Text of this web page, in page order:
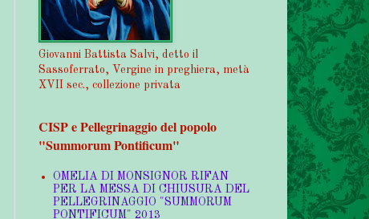
Giovanni Battista Salvi, detto il
Sassoferrato, Vergine in preghiera, metà
XVII sec., collezione privata
CISP e Pellegrinaggio del popolo
"Summorum Pontificum"
OMELIA DI MONSIGNOR RIFAN
PER LA MESSA DI CHIUSURA DEL
PELLEGRINAGGIO "SUMMORUM
PONTIFICUM" 2013